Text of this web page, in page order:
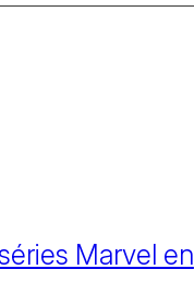
Marvel en